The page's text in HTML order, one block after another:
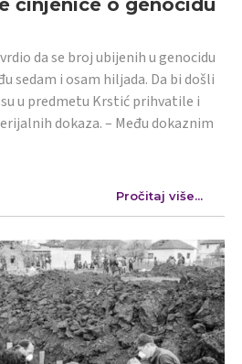
da se broj ubijenih u genocidu
sedam i osam hiljada. Da bi došli
u predmetu Krstić prihvatile i
dokaza. – Među dokaznim
Pročitaj više...